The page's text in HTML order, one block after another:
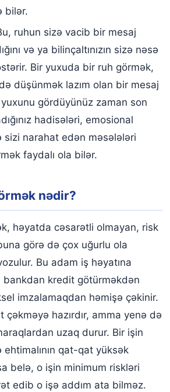
bilər.
ruhun sizə vacib bir mesaj
və ya bilinçaltınızın sizə nəsə
Bir yuxuda bir ruh görmək,
düşünmək lazım olan bir mesaj
gördüyünüz zaman son
hadisələri, emosional
sizi narahat edən məsələləri
faydalı ola bilər.
nədir?
həyatda cəsarətli olmayan, risk
görə də çox uğurlu ola
Bu adam iş həyatına
bankdan kredit götürməkdən
imzalamaqdan həmişə çəkinir.
çəkməyə hazırdır, amma yenə də
uzaq durur. Bir işin
qat-qat yüksək
belə, o işin minimum riskləri
edib o işə addım ata bilməz.